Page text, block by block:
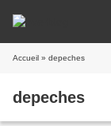
Accueil » depeches
depeches